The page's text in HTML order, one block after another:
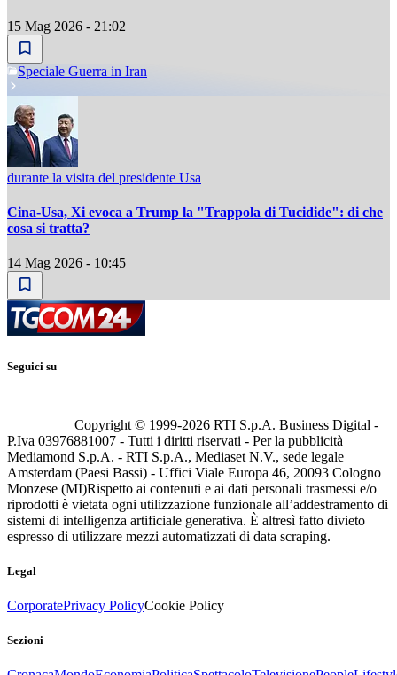
15 Mag 2026 - 21:02
Speciale Guerra in Iran
durante la visita del presidente Usa
Cina-Usa, Xi evoca a Trump la "Trappola di Tucidide": di che
cosa si tratta?
14 Mag 2026 - 10:45
Seguici su
Copyright © 1999-2026 RTI S.p.A. Business Digital -
P.Iva 03976881007 - Tutti i diritti riservati - Per la pubblicità
Mediamond S.p.A. - RTI S.p.A., Mediaset N.V., sede legale
Amsterdam (Paesi Bassi) - Uffici Viale Europa 46, 20093 Cologno
Monzese (MI)Rispetto ai contenuti e ai dati personali trasmessi e/o
riprodotti è vietata ogni utilizzazione funzionale all’addestramento di
sistemi di intelligenza artificiale generativa. È altresì fatto divieto
espresso di utilizzare mezzi automatizzati di data scraping.
Legal
CorporatePrivacy PolicyCookie Policy
Sezioni